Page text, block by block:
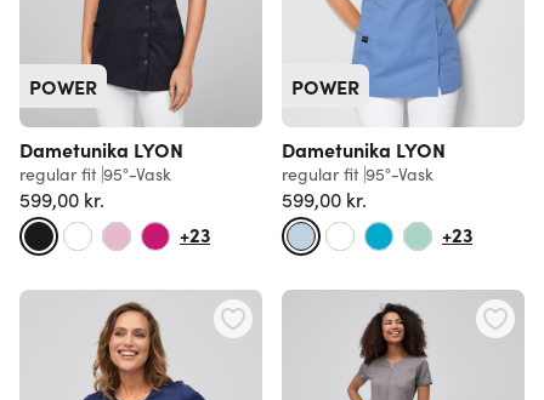
POWER
Dametunika LYON
regular fit 95°-Vask
599,00 kr.
+23
POWER
Dametunika LYON
regular fit 95°-Vask
599,00 kr.
+23